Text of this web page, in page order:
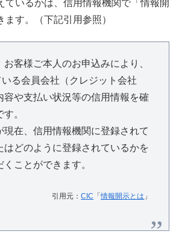
ているかは、信用情報機関で「情報開
す。（下記引用参照）
客様ご本人のお申込みにより、
る会員会社（クレジット会社
容や支払い状況等の信用情報を確
。
現在、信用情報機関に登録されて
はどのように登録されているかを
ことができます。
引用元：CIC 「情報開示とは 」